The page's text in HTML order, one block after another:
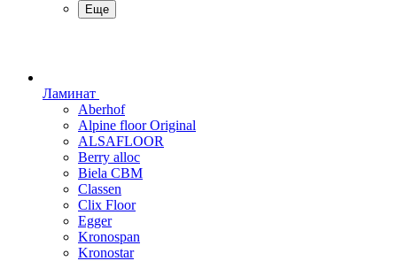
Еще
Ламинат
Aberhof
Alpine floor Original
ALSAFLOOR
Berry alloc
Biela CBM
Classen
Clix Floor
Egger
Kronospan
Kronostar